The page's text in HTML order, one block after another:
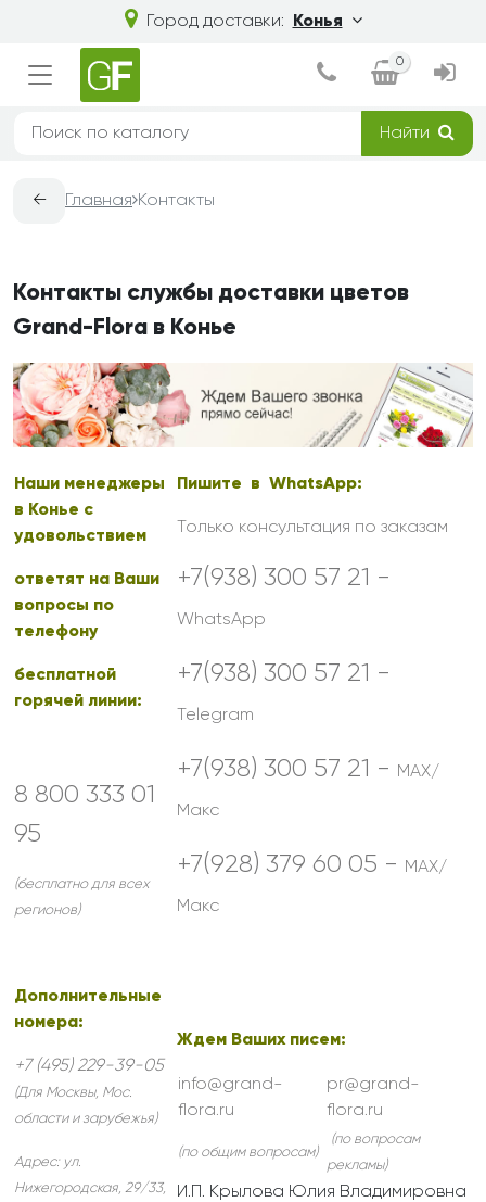
Город доставки: Конья
0
Найти
← Главная Контакты
Контакты службы доставки цветов
Grand-Flora в Конье
Наши менеджеры
в Конье с
удовольствием
ответят на Ваши
вопросы по
телефону
бесплатной
горячей линии:
8 800 333 01
95
(бесплатно для всех
регионов)
Дополнительные
номера:
+7 (495) 229-39-05
(Для Москвы, Мос.
области и зарубежья)
Адрес: ул.
Нижегородская, 29/33,
Пишите в WhatsApp:
Только консультация по заказам
+7(938) 300 57 21 -
WhatsApp
+7(938) 300 57 21 -
Telegram
+7(938) 300 57 21 - MAX/
Макс
+7(928) 379 60 05 - MAX/
Макс
Ждем Ваших писем:
info@grand-
flora.ru
pr@grand-
flora.ru
(по общим вопросам)
(по вопросам
рекламы)
И.П. Крылова Юлия Владимировна